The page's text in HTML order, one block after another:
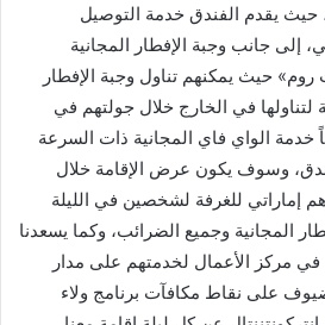
حيث يقدم الفندق خدمة التوصيل
إلى جانب وجبة الإفطار المجانية
حيث يمكنهم تناول وجبة الإفطار
في الخارج خلال جولتهم في
خدمة الواي فاي المجانية ذات السرعة
وسوف يكون عرض الإقامة خلال
عيد الأضحى 300 درهم إماراتي للغرفة لشخصين في الليلة
المجانية وجميع الضرائب، وكما يسعدنا
مركز الأعمال لخدمتهم على مدار
على نقاط مكافآت برنامج ولاء